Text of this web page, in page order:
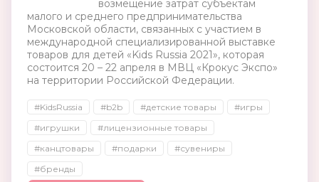
возмещение затрат субъектам
малого и среднего предпринимательства
Московской области, связанных с участием в
международной специализированной выставке
товаров для детей «Kids Russia 2021», которая
состоится 20 – 22 апреля в МВЦ «Крокус Экспо»
на территории Российской Федерации.
#KidsRussia #b2b #детские товары
#игры
#игрушки
#лицензионные товары
#канцтовары
#подарки
#сувениры
#бренды